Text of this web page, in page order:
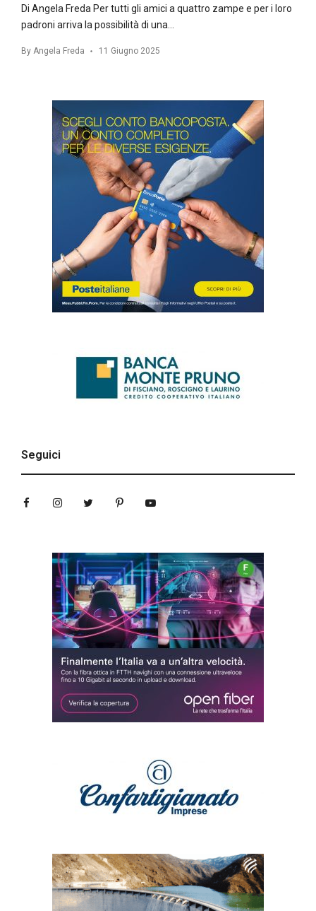
Di Angela Freda Per tutti gli amici a quattro zampe e per i loro
padroni arriva la possibilità di una…
By Angela Freda 11 Giugno 2025
Seguici